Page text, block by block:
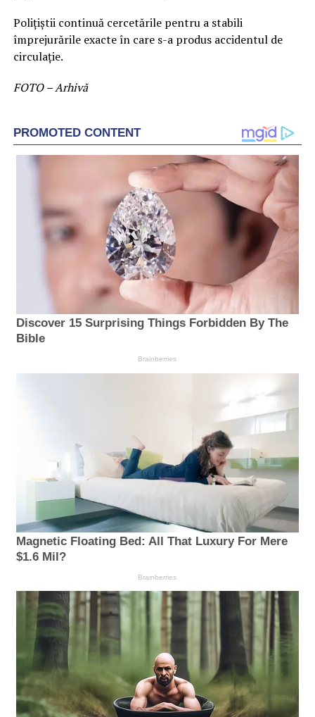
Poliţiştii continuă cercetările pentru a stabili
împrejurările exacte în care s-a produs accidentul de
circulaţie.
FOTO – Arhivă